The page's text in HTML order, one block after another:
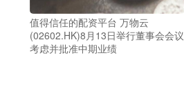
值得信任的配资平台 万物云
(02602.HK)8月13日举行董事会会议
考虑并批准中期业绩